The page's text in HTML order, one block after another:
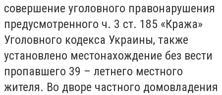
совершение уголовного правонарушения
предусмотренного ч. 3 ст. 185 «Кража»
Уголовного кодекса Украины, также
установлено местонахождение без вести
пропавшего 39 – летнего местного
жителя. Во дворе частного домовладения